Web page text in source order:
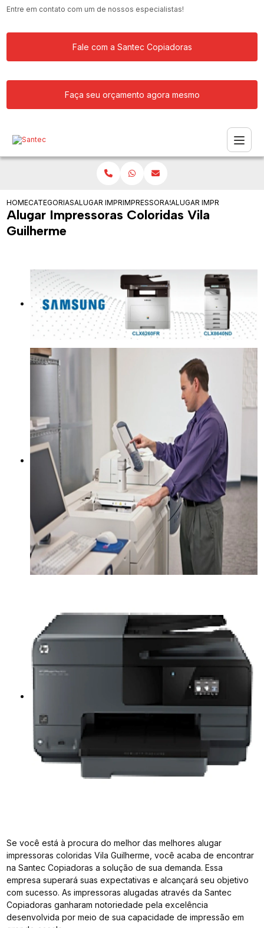
Entre em contato com um de nossos especialistas!
Fale com a Santec Copiadoras
Faça seu orçamento agora mesmo
HOMECATEGORIASALUGAR IMPRESSORAIMPRESSORAS PARA EMPRESA DE
ALUGAR IMPRESSORAS
Alugar Impressoras Coloridas Vila
Guilherme
Se você está à procura do melhor das melhores alugar
impressoras coloridas Vila Guilherme, você acaba de encontrar
na Santec Copiadoras a solução de sua demanda. Essa
empresa superará suas expectativas e alcançará seu objetivo
com sucesso. As impressoras alugadas através da Santec
Copiadoras ganharam notoriedade pela excelência
desenvolvida por meio de sua capacidade de impressão em